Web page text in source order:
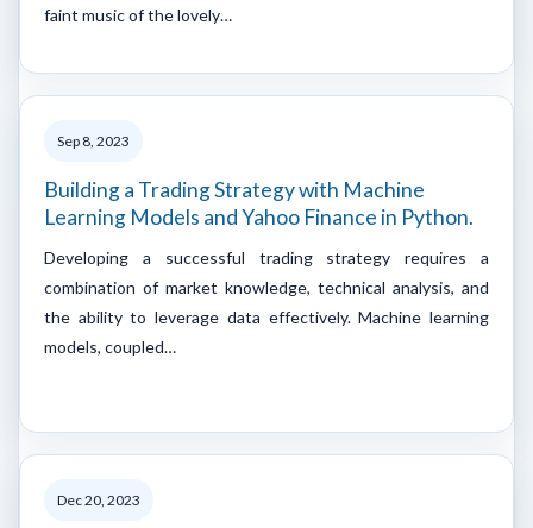
faint music of the lovely…
Sep 8, 2023
Building a Trading Strategy with Machine
Learning Models and Yahoo Finance in Python.
Developing a successful trading strategy requires a
combination of market knowledge, technical analysis, and
the ability to leverage data effectively. Machine learning
models, coupled…
Dec 20, 2023